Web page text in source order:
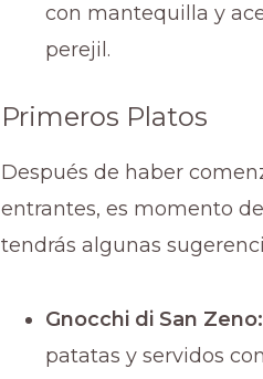
con mantequilla y
perejil.
Primeros Platos
Después de haber
entrantes, es momento
tendrás algunas
Gnocchi di San Zeno:
patatas y servidos